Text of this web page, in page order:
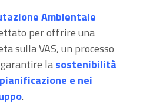
Ambientale
per offrire una
sulla VAS, un processo
lasostenibilità
e nei
.